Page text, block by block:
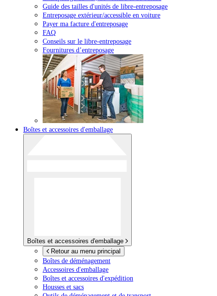
Guide des tailles d'unités de libre-entreposage
Entreposage extérieur/accessible en voiture
Payer ma facture d'entreposage
FAQ
Conseils sur le libre-entreposage
Fournitures d’entreposage
Boîtes et accessoires d'emballage
Boîtes et accessoires d'emballage
Retour au menu principal
Boîtes de déménagement
Accessoires d'emballage
Boîtes et accessoires d'expédition
Housses et sacs